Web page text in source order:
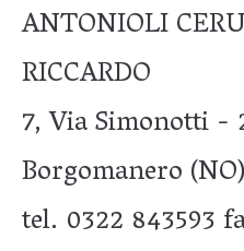
ANTONIOLI
RICCARDO
7, Via Simonotti -
Borgomanero (NO)
tel. 0322 843593